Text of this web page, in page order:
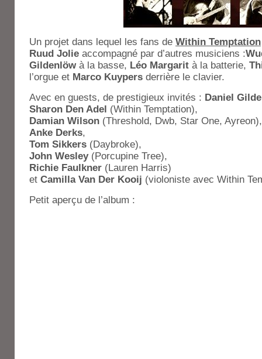
Un projet dans lequel les fans de Within Temptation
Ruud Jolie accompagné par d’autres musiciens :
Gildenlöw à la basse, Léo Margarit à la batterie,
l’orgue et Marco Kuypers derrière le clavier.
Avec en guests, de prestigieux invités : Daniel
Sharon Den Adel (Within Temptation),
Damian Wilson (Threshold, Dwb, Star One, Ayreon),
Anke Derks,
Tom Sikkers (Daybroke),
John Wesley(Porcupine Tree),
Richie Faulkner (Lauren Harris)
et Camilla Van Der Kooij (violoniste avec Within
Petit aperçu de l’album :